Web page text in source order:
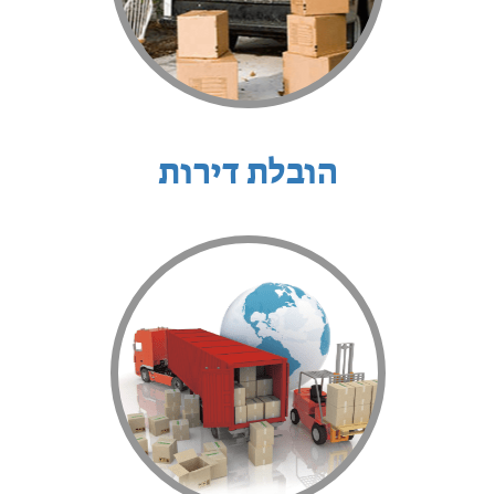
הובלת דירות